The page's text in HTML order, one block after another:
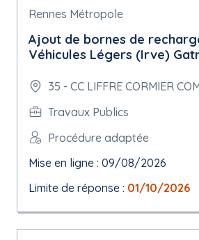
Rennes Métropole
Ajout de bornes de
Véhicules Légers (Irve)
35 - CC LIFFRE CORMIER
Travaux Publics
Procédure adaptée
Mise en ligne : 09/08/2026
Limite de réponse : 01/10/2026